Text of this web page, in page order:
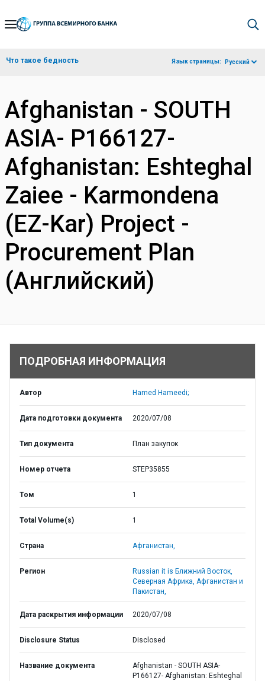
Skip
Navigation
Что такое бедность Язык страницы: Русский
Afghanistan - SOUTH
ASIA- P166127-
Afghanistan: Eshteghal
Zaiee - Karmondena
(EZ-Kar) Project -
Procurement Plan
(Английский)
ПОДРОБНАЯ ИНФОРМАЦИЯ
Автор Hamed Hameedi;
Дата подготовки документа 2020/07/08
Тип документа План закупок
Номер отчета STEP35855
Том 1
Total Volume(s) 1
Страна Афганистан,
Регион
Russian it is Ближний Восток,
Северная Африка, Афганистан и
Пакистан,
Дата раскрытия информации 2020/07/08
Disclosure Status Disclosed
Название документа
Afghanistan - SOUTH ASIA-
P166127- Afghanistan: Eshteghal